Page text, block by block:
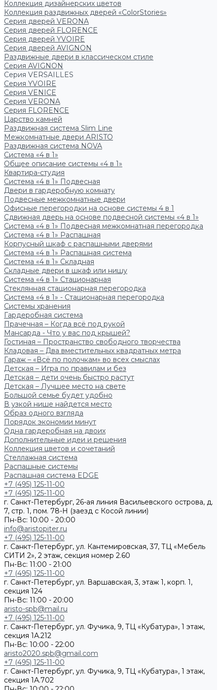
Коллекция дизайнерских цветов
Коллекция раздвижных дверей «ColorStories»
Серия дверей VERONA
Серия дверей FLORENCE
Серия дверей YVOIRE
Серия дверей AVIGNON
Раздвижные двери в классическом стиле
Серия AVIGNON
Серия VERSAILLES
Серия YVOIRE
Серия VENICE
Серия VERONA
Серия FLORENCE
Царство камней
Раздвижная система Slim Line
Межкомнатные двери ARISTO
Раздвижная система NOVA
Система «4 в 1»
Общее описание системы «4 в 1»
Квартира-студия
Система «4 в 1» Подвесная
Двери в гардеробную комнату
Подвесные межкомнатные двери
Офисные перегородки на основе системы 4 в 1
Сдвижная дверь на основе подвесной системы «4 в 1»
Система «4 в 1» Подвесная межкомнатная перегородка
Система «4 в 1» Распашная
Корпусный шкаф с распашными дверями
Система «4 в 1» Распашная система
Система «4 в 1» Складная
Складные двери в шкаф или нишу
Система «4 в 1» Стационарная
Стеклянная стационарная перегородка
Система «4 в 1» - Стационарная перегородка
Системы хранения
Гардеробная система
Прачечная – Когда всё под рукой
Мансарда - Что у вас под крышей?
Гостиная – Пространство свободного творчества
Кладовая – Два вместительных квадратных метра
Гараж – «Всё по полочкам» во всех смыслах
Детская – Игра по правилам и без
Детская – дети очень быстро растут
Детская – Лучшее место на свете
Большой семье будет удобно
В узкой нише найдется место
Образ одного взгляда
Порядок экономии минут
Одна гардеробная на двоих
Дополнительные идеи и решения
Коллекция цветов и сочетаний
Стеллажная система
Распашные системы
Распашная система EDGE
+7 (495) 125-11-00
+7 (495) 125-11-00
г. Санкт-Петербург, 26-ая линия Васильевского острова, д.
7, стр. 1, пом. 78-Н (заезд с Косой линии)
Пн-Вс: 10:00 - 20:00
info@aristopiter.ru
+7 (495) 125-11-00
г. Санкт-Петербург, ул. Кантемировская, 37, ТЦ «Мебель
СИТИ 2», 2 этаж, секция номер 2.60
Пн-Вс: 11:00 - 21:00
+7 (495) 125-11-00
г. Санкт-Петербург, ул. Варшавская, 3, этаж 1, корп. 1,
секция 124
Пн-Вс: 11:00 - 20:00
aristo-spb@mail.ru
+7 (495) 125-11-00
г. Санкт-Петербург, ул. Фучика, 9, ТЦ «Кубатура», 1 этаж,
секция 1А.212
Пн-Вс: 10:00 - 22:00
aristo2020.spb@gmail.com
+7 (495) 125-11-00
г. Санкт-Петербург, ул. Фучика, 9, ТЦ «Кубатура», 1 этаж,
секция 1А.702